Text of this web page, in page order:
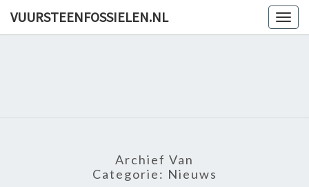
VUURSTEENFOSSIELEN.NL
Archief Van
Categorie: Nieuws